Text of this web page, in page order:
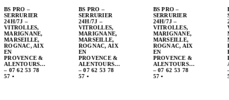
BS PRO –
SERRURIER
24H/7J –
VITROLLES,
MARIGNANE,
MARSEILLE,
ROGNAC, AIX
EN
PROVENCE &
ALENTOURS…
– 07 62 53 78
57•